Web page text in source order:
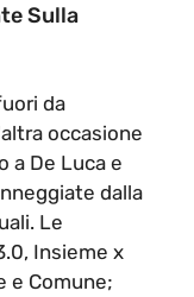
Sulla
da
occasione
a De Luca e
dalla
Le
Insieme x
e Comune;